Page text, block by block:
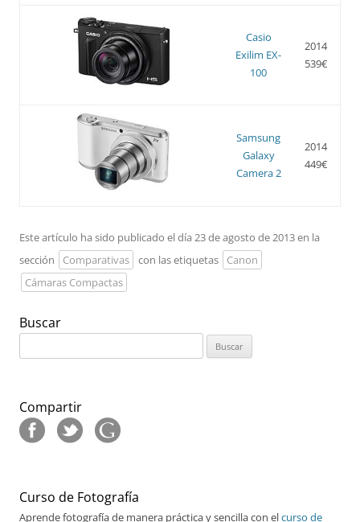
Casio
Exilim EX-
100
2014
539€
Samsung
Galaxy
Camera 2
2014
449€
Este artículo ha sido publicado el día 23 de agosto de 2013 en la
sección
Comparativas con las etiquetas
Canon
Cámaras Compactas
Buscar
Compartir
Curso de Fotografía
Aprende fotografía de manera práctica y sencilla con elcurso de